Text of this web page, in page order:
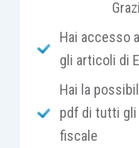
D.P.R. 600/1973,
sommedi cui all’
del Tuir,
soggetti ad
d’impostasulla
Hai accesso
gli articoli di
Hai la
pdf di tutti gli
fiscale